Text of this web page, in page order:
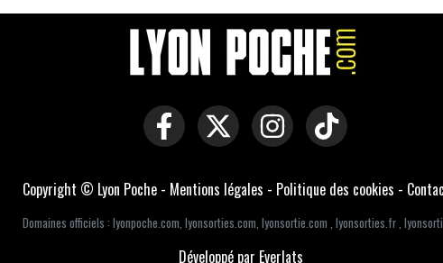
Copyright © Lyon Poche - Mentions légales - Politique des cookies -
Domaines officiels : lyonpoche.com lyonsorties.com lyonsortie.com lyonsorties.fr
Développé par Everlats